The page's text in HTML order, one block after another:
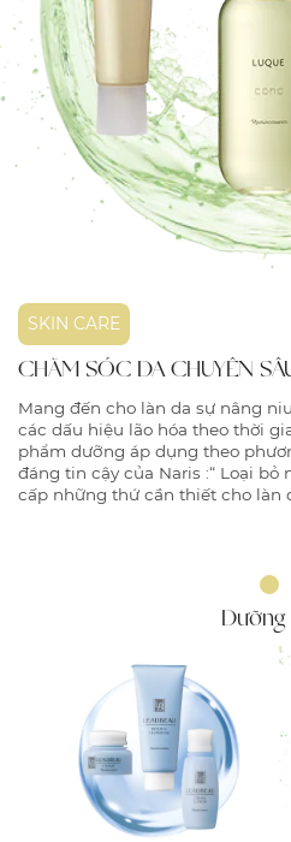
SKIN CARE
CHĂM SÓC DA CHUYÊN
Mang đến cho làn da sự nâng
các dấu hiệu lão hóa theo thời
phẩm dưỡng áp dụng theo
đáng tin cậy của Naris :“ Loại
cấp những thứ cần thiết cho làn